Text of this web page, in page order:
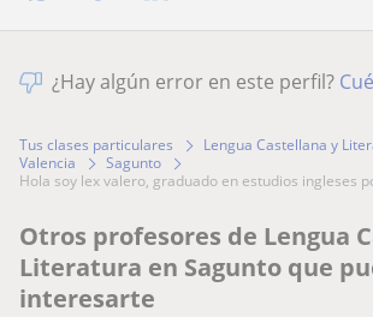
¿Hay algún error en este perfil?
Tus clases particulares
Lengua Castellana y
Valencia
Sagunto
hola soy lex valero, graduado en estudios ingleses
Otros profesores de Lengua
Literatura en Sagunto que
interesarte